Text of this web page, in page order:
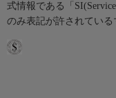
式情報である「
のみ表記が許されている